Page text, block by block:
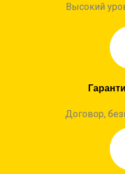
Высокий
Договор,